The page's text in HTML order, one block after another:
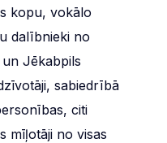
kopu, vokālo
dalībnieki no
Jēkabpils
sabiedrībā
citi
mīļotāji no visas